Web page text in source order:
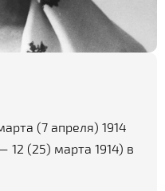
(7 апреля) 1914
12 (25) марта 1914) в